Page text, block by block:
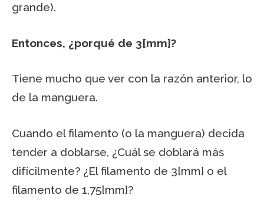
grande).
Entonces, ¿porqué de 3[mm]?
Tiene mucho que ver con la razón anterior, lo
de la manguera.
Cuando el filamento (o la manguera) decida
tender a doblarse, ¿Cuál se doblará más
difícilmente? ¿El filamento de 3[mm] o el
filamento de 1,75[mm]?